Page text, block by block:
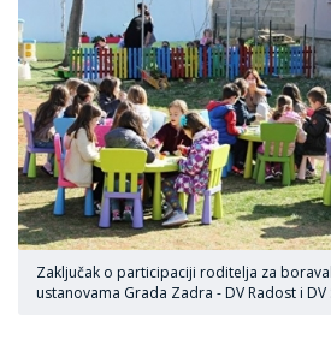
Zaključak o participaciji roditelja za
ustanovama Grada Zadra - DV Radost i DV